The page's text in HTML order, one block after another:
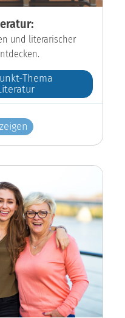
und literarischer
Thema